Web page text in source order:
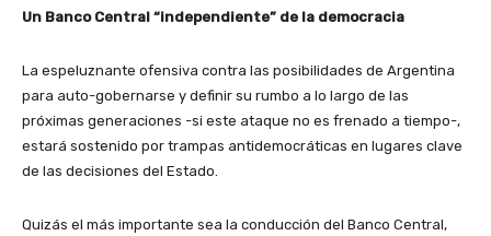
Un Banco Central “independiente” de la democracia
La espeluznante ofensiva contra las posibilidades de Argentina
para auto-gobernarse y definir su rumbo a lo largo de las
próximas generaciones -si este ataque no es frenado a tiempo-,
estará sostenido por trampas antidemocráticas en lugares clave
de las decisiones del Estado.
Quizás el más importante sea la conducción del Banco Central,